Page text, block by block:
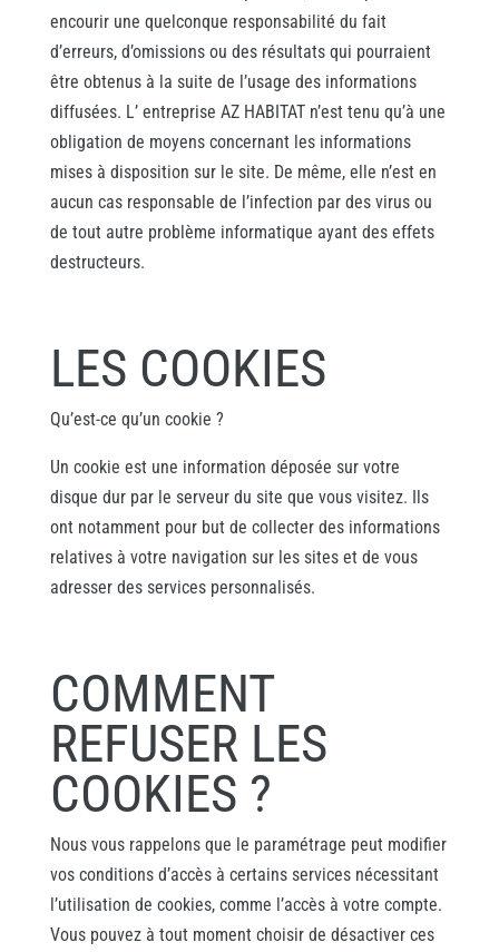
encourir une quelconque responsabilité du fait
d’erreurs, d’omissions ou des résultats qui pourraient
être obtenus à la suite de l’usage des informations
diffusées. L’ entreprise AZ HABITAT n’est tenu qu’à une
obligation de moyens concernant les informations
mises à disposition sur le site. De même, elle n’est en
aucun cas responsable de l’infection par des virus ou
de tout autre problème informatique ayant des effets
destructeurs.
LES COOKIES
Qu’est-ce qu’un cookie ?
Un cookie est une information déposée sur votre
disque dur par le serveur du site que vous visitez. Ils
ont notamment pour but de collecter des informations
relatives à votre navigation sur les sites et de vous
adresser des services personnalisés.
COMMENT
REFUSER LES
COOKIES ?
Nous vous rappelons que le paramétrage peut modifier
vos conditions d’accès à certains services nécessitant
l’utilisation de cookies, comme l’accès à votre compte.
Vous pouvez à tout moment choisir de désactiver ces